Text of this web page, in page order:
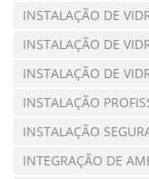
INSTALAÇÃO DE
INSTALAÇÃO DE
INSTALAÇÃO DE
INSTALAÇÃO
INSTALAÇÃO
INTEGRAÇÃO DE